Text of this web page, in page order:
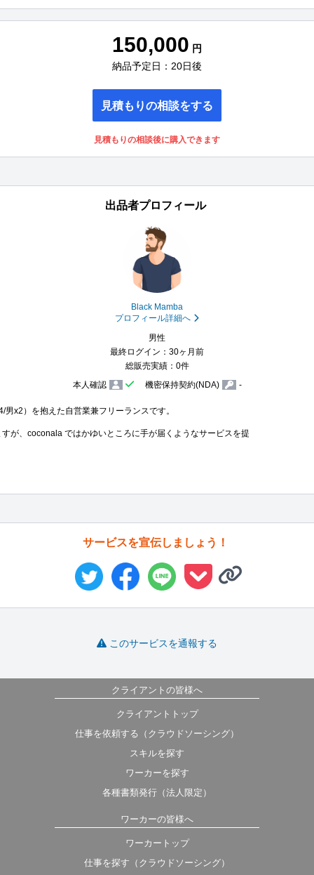
150,000 円
納品予定日：20日後
見積もりの相談をする
見積もりの相談後に購入できます
出品者プロフィール
Black Mamba
プロフィール詳細へ
男性
最終ログイン：30ヶ月前
総販売実績：0件
本人確認
機密保持契約(NDA) -
x2）を抱えた自営業兼フリーランスです。
が、coconala ではかゆいところに手が届くようなサービスを提
サービスを宣伝しましょう！
このサービスを通報する
クライアントの皆様へ
クライアントトップ
仕事を依頼する（クラウドソーシング）
スキルを探す
ワーカーを探す
各種書類発行（法人限定）
ワーカーの皆様へ
ワーカートップ
仕事を探す（クラウドソーシング）